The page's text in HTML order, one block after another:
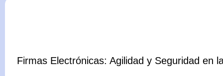
Firmas Electrónicas: Agilidad y Seguridad en